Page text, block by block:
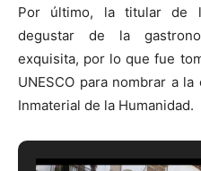
Por último, la titular de
degustar de la
exquisita, por lo que fue
UNESCO para nombrar a
Inmaterial de la Humanidad.